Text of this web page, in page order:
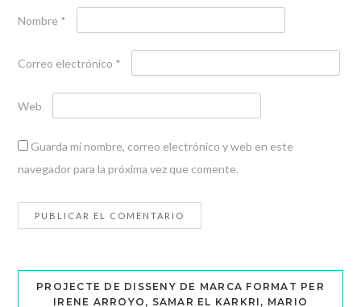
Nombre *
Correo electrónico *
Web
Guarda mi nombre, correo electrónico y web en este
navegador para la próxima vez que comente.
PROJECTE DE DISSENY DE MARCA FORMAT PER
IRENE ARROYO, SAMAR EL KARKRI, MARIO